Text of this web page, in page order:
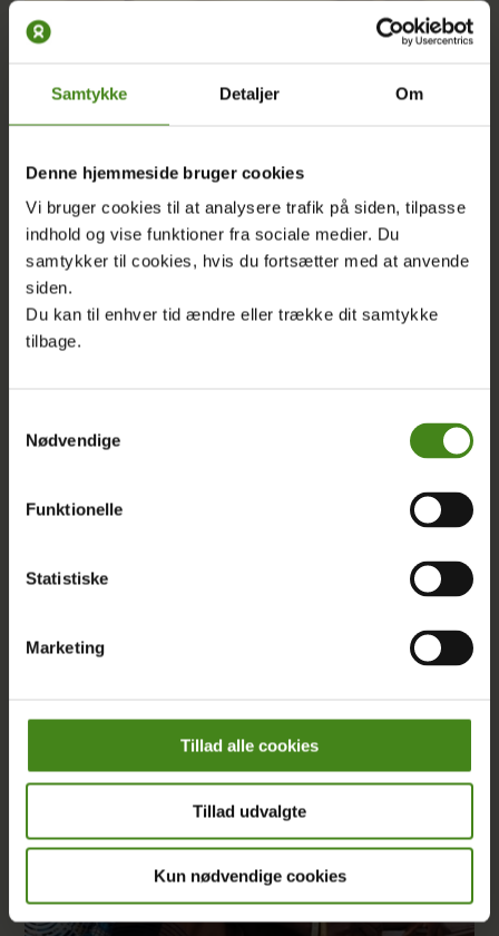
Samtykke Detaljer Om
Denne hjemmeside bruger cookies
Vi bruger cookies til at analysere trafik på siden, tilpasse
indhold og vise funktioner fra sociale medier. Du
samtykker til cookies, hvis du fortsætter med at anvende
siden.
Du kan til enhver tid ændre eller trække dit samtykke
tilbage.
Nødvendige
Funktionelle
Statistiske
Marketing
Tillad alle cookies
Tillad udvalgte
Kun nødvendige cookies
ARTIKEL|09.03.2021
En overgangsregering er flyttet ind i regeringskontorerne i
Sudan og med den en vilje til at genopbygge landets
uddannelsessystem.
LÆS MERE